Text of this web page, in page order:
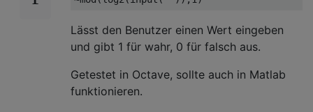
Lässt den Benutzer einen Wert eingeben
und gibt 1 für wahr, 0 für falsch aus.
Getestet in Octave, sollte auch in Matlab
funktionieren.